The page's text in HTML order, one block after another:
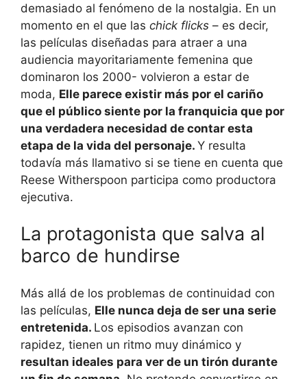
demasiado al fenómeno de la nostalgia. En un
momento en el que las chick flicks – es decir,
las películas diseñadas para atraer a una
audiencia mayoritariamente femenina que
dominaron los 2000- volvieron a estar de
moda, Elle parece existir más por el cariño
que el público siente por la franquicia que por
una verdadera necesidad de contar esta
etapa de la vida del personaje. Y resulta
todavía más llamativo si se tiene en cuenta que
Reese Witherspoon participa como productora
ejecutiva.
La protagonista que salva al
barco de hundirse
Más allá de los problemas de continuidad con
las películas, Elle nunca deja de ser una serie
entretenida. Los episodios avanzan con
rapidez, tienen un ritmo muy dinámico y
resultan ideales para ver de un tirón durante